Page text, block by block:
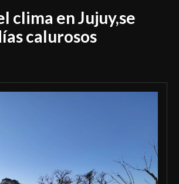
clima en Jujuy,se
calurosos